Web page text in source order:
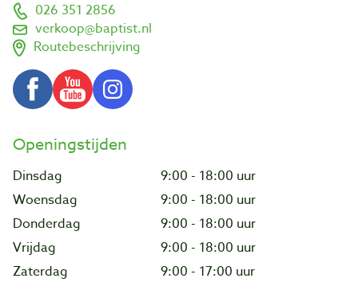
026 351 2856
verkoop@baptist.nl
Routebeschrijving
Openingstijden
Dinsdag
9:00 - 18:00 uur
Woensdag
9:00 - 18:00 uur
Donderdag
9:00 - 18:00 uur
Vrijdag
9:00 - 18:00 uur
Zaterdag
9:00 - 17:00 uur